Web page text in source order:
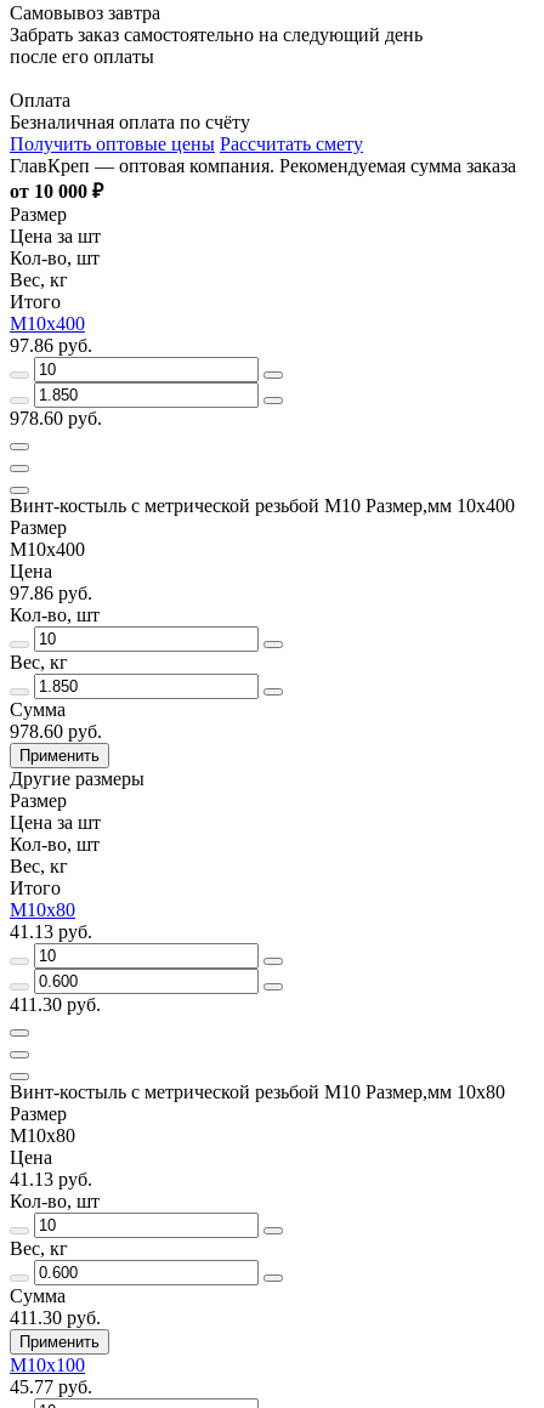
Самовывоз завтра
Забрать заказ самостоятельно на следующий день
после его оплаты
Оплата
Безналичная оплата по счёту
Получить оптовые цены Рассчитать смету
ГлавКреп — оптовая компания. Рекомендуемая сумма заказа
от 10 000 ₽
Размер
Цена за шт
Кол-во, шт
Вес, кг
Итого
М10х400
97.86 руб.
978.60 руб.
Винт-костыль с метрической резьбой М10 Размер,мм 10х400
Размер
М10х400
Цена
97.86 руб.
Кол-во, шт
Вес, кг
Сумма
978.60 руб.
Применить
Другие размеры
Размер
Цена за шт
Кол-во, шт
Вес, кг
Итого
М10х80
41.13 руб.
411.30 руб.
Винт-костыль с метрической резьбой М10 Размер,мм 10х80
Размер
М10х80
Цена
41.13 руб.
Кол-во, шт
Вес, кг
Сумма
411.30 руб.
Применить
М10х100
45.77 руб.